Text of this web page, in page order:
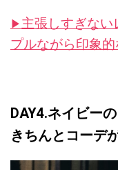
▶︎主張しすぎな
プルながら印象
DAY4.ネイビー
きちんとコーデ